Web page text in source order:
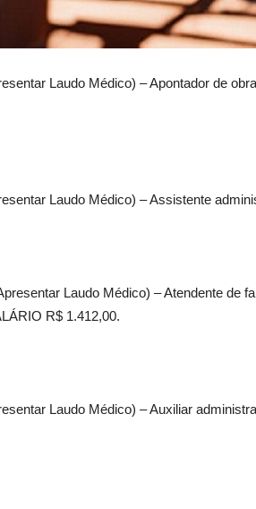
Laudo Médico) – Apontador de
Laudo Médico) – Assistente
Laudo Médico) – Atendente de
R$ 1.412,00.
Laudo Médico) – Auxiliar